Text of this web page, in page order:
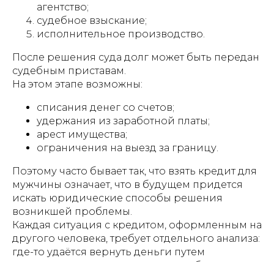
агентство;
судебное взыскание;
исполнительное производство.
После решения суда долг может быть передан
судебным приставам.
На этом этапе возможны:
списания денег со счетов;
удержания из заработной платы;
арест имущества;
ограничения на выезд за границу.
Поэтому часто бывает так, что взять кредит для
мужчины означает, что в будущем придется
искать юридические способы решения
возникшей проблемы.
Каждая ситуация с кредитом, оформленным на
другого человека, требует отдельного анализа:
где-то удаётся вернуть деньги путем